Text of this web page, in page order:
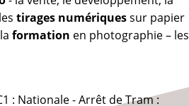
tirages numériquessur papier
formation en photographie – les
: Nationale - Arrêt de Tram :